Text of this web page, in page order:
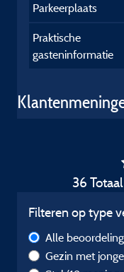
Parkeerplaats
Praktische
gasteninformatie
36
Filteren op type
Alle
Gezin met